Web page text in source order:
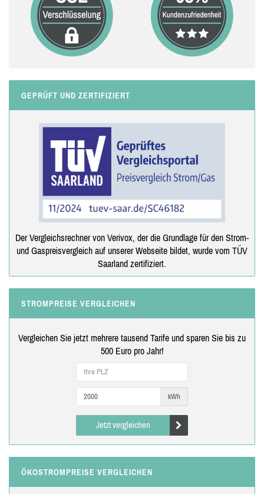
GEPRÜFT UND ZERTIFIZIERT
Der Vergleichsrechner von Verivox, der die Grundlage für den Strom-
und Gaspreisvergleich auf unserer Webseite bildet, wurde vom TÜV
Saarland zertifiziert.
STROMPREISE VERGLEICHEN
Vergleichen Sie jetzt mehrere tausend Tarife und sparen Sie bis zu
500 Euro pro Jahr!
kWh
Jetzt vergleichen
ÖKOSTROMPREISE VERGLEICHEN